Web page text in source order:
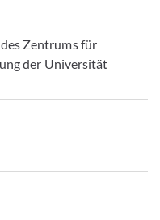
Zentrums für
der Universität